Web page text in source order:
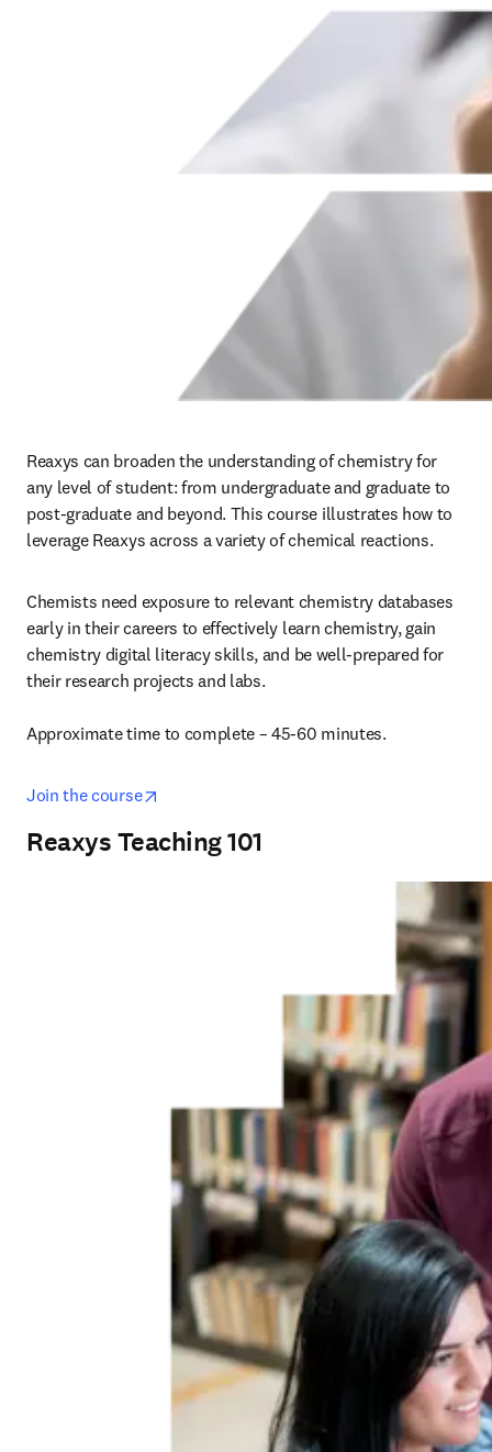
Reaxys can broaden the understanding of chemistry for
any level of student: from undergraduate and graduate to
post-graduate and beyond. This course illustrates how to
leverage Reaxys across a variety of chemical reactions.
Chemists need exposure to relevant chemistry databases
early in their careers to effectively learn chemistry, gain
chemistry digital literacy skills, and be well-prepared for
their research projects and labs.
Approximate time to complete – 45-60 minutes.
Join the course
Reaxys Teaching 101